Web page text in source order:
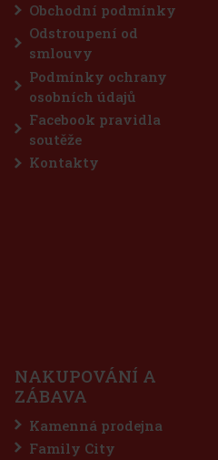
Obchodní podmínky
Odstroupení od
smlouvy
Podmínky ochrany
osobních údajů
Facebook pravidla
soutěže
Kontakty
NAKUPOVÁNÍ A
ZÁBAVA
Kamenná prodejna
Family City